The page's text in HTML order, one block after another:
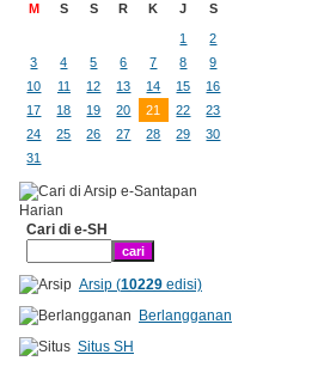
M
S S R K J S
1
2
3
4 5 6 7 8
9
10
11 12 13 14 15
16
17
18 19 20 21 22
23
24
25 26 27 28 29
30
31
Cari di e-SH
Arsip (10229edisi)
Berlangganan
Situs SH